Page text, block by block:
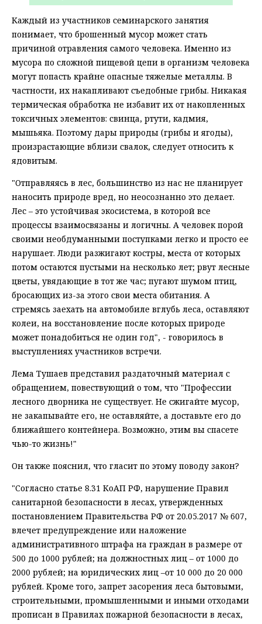
Каждый из участников семинарского занятия
понимает, что брошенный мусор может стать
причиной отравления самого человека. Именно из
мусора по сложной пищевой цепи в организм человека
могут попасть крайне опасные тяжелые металлы. В
частности, их накапливают съедобные грибы. Никакая
термическая обработка не избавит их от накопленных
токсичных элементов: свинца, ртути, кадмия,
мышьяка. Поэтому дары природы (грибы и ягоды),
произрастающие вблизи свалок, следует относить к
ядовитым.
"Отправляясь в лес, большинство из нас не планирует
наносить природе вред, но неосознанно это делает.
Лес – это устойчивая экосистема, в которой все
процессы взаимосвязаны и логичны. А человек порой
своими необдуманными поступками легко и просто ее
нарушает. Люди разжигают костры, места от которых
потом остаются пустыми на несколько лет; рвут лесные
цветы, увядающие в тот же час; пугают шумом птиц,
бросающих из-за этого свои места обитания. А
стремясь заехать на автомобиле вглубь леса, оставляют
колеи, на восстановление после которых природе
может понадобиться не один год", - говорилось в
выступлениях участников встречи.
Лема Тушаев представил раздаточный материал с
обращением, повествующий о том, что "Профессии
лесного дворника не существует. Не сжигайте мусор,
не закапывайте его, не оставляйте, а доставьте его до
ближайшего контейнера. Возможно, этим вы спасете
чью-то жизнь!"
Он также пояснил, что гласит по этому поводу закон?
"Согласно статье 8.31 КоАП РФ, нарушение Правил
санитарной безопасности в лесах, утвержденных
постановлением Правительства РФ от 20.05.2017 № 607,
влечет предупреждение или наложение
административного штрафа на граждан в размере от
500 до 1000 рублей; на должностных лиц – от 1000 до
2000 рублей; на юридических лиц –от 10 000 до 20 000
рублей. Кроме того, запрет засорения леса бытовыми,
строительными, промышленными и иными отходами
прописан в Правилах пожарной безопасности в лесах,